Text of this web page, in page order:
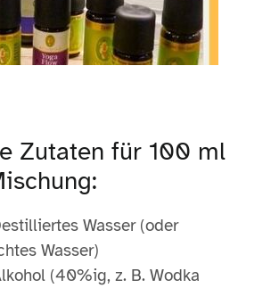
Zutaten für 100 ml
Wasser (oder
Wasser)
(40%ig, z. B. Wodka